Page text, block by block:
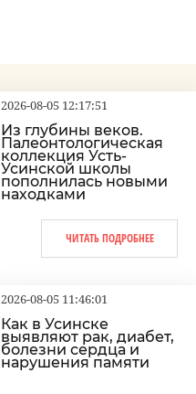
2026-08-05 12:17:51
Из глубины веков.
Палеонтологическая
коллекция Усть-
Усинской школы
пополнилась новыми
находками
ЧИТАТЬ ПОДРОБНЕЕ
2026-08-05 11:46:01
Как в Усинске
выявляют рак, диабет,
болезни сердца и
нарушения памяти